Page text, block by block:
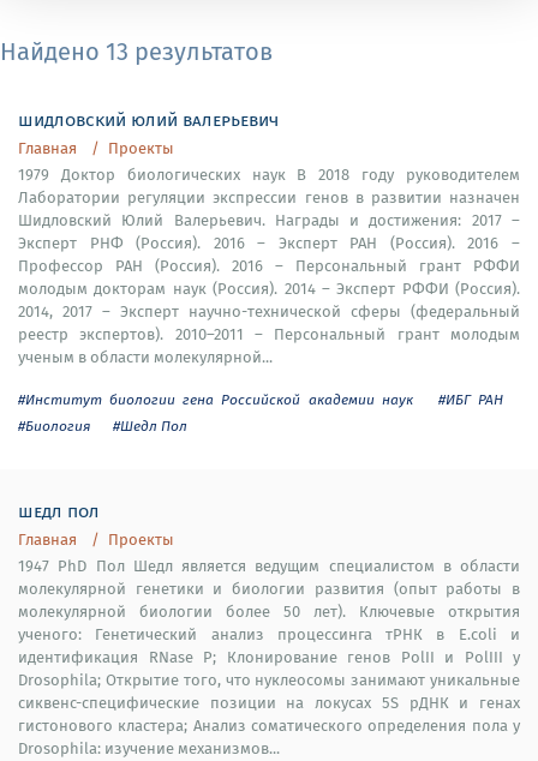
Найдено 13 результатов
шидловский юлий валерьевич
Главная
Проекты
1979 Доктор биологических наук В 2018 году руководителем
Лаборатории регуляции экспрессии генов в развитии назначен
Шидловский Юлий Валерьевич. Награды и достижения: 2017 –
Эксперт РНФ (Россия). 2016 – Эксперт РАН (Россия). 2016 –
Профессор РАН (Россия). 2016 – Персональный грант РФФИ
молодым докторам наук (Россия). 2014 – Эксперт РФФИ (Россия).
2014, 2017 – Эксперт научно-технической сферы (федеральный
реестр экспертов). 2010–2011 – Персональный грант молодым
ученым в области молекулярной...
#Институт биологии гена Российской академии наук
#ИБГ РАН
#Биология
#Шедл Пол
шедл пол
Главная
Проекты
1947 PhD Пол Шедл является ведущим специалистом в области
молекулярной генетики и биологии развития (опыт работы в
молекулярной биологии более 50 лет). Ключевые открытия
ученого: Генетический анализ процессинга тРНК в E.coli и
идентификация RNase P; Клонирование генов PolII и PolIII у
Drosophila; Открытие того, что нуклеосомы занимают уникальные
сиквенс-специфические позиции на локусах 5S рДНК и генах
гистонового кластера; Анализ соматического определения пола у
Drosophila: изучение механизмов...